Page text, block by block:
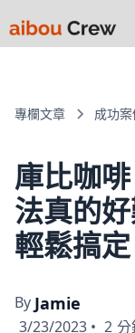
專欄文章 成功案
庫比咖
法真的
輕鬆搞定
By Jamie
3/23/2023 • 2 分